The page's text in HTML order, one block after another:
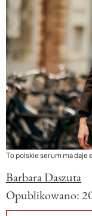
To polskie serum ma
Barbara Daszuta
Opublikowano: